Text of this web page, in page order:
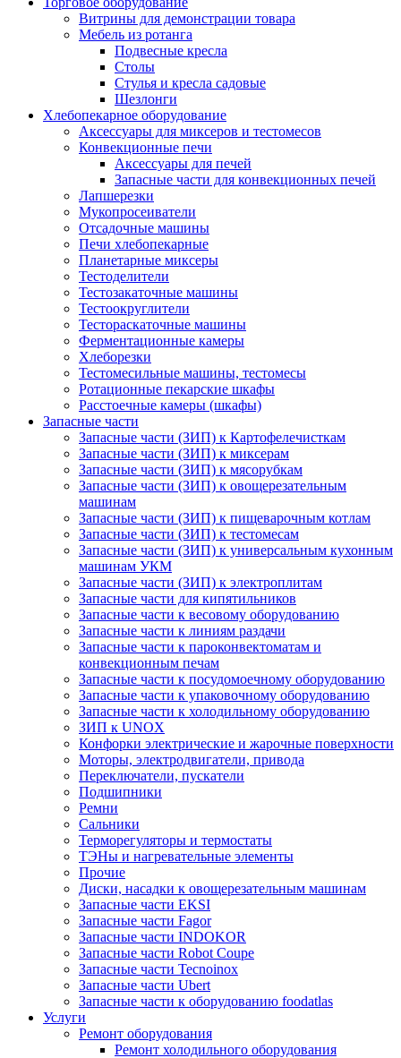
Витрины для демонстрации товара
Мебель из ротанга
Подвесные кресла
Столы
Стулья и кресла садовые
Шезлонги
Хлебопекарное оборудование
Аксессуары для миксеров и тестомесов
Конвекционные печи
Аксессуары для печей
Запасные части для конвекционных печей
Лапшерезки
Мукопросеиватели
Отсадочные машины
Печи хлебопекарные
Планетарные миксеры
Тестоделители
Тестозакаточные машины
Тестоокруглители
Тестораскаточные машины
Ферментационные камеры
Хлеборезки
Тестомесильные машины, тестомесы
Ротационные пекарские шкафы
Расстоечные камеры (шкафы)
Запасные части
Запасные части (ЗИП) к Картофелечисткам
Запасные части (ЗИП) к миксерам
Запасные части (ЗИП) к мясорубкам
Запасные части (ЗИП) к овощерезательным
машинам
Запасные части (ЗИП) к пищеварочным котлам
Запасные части (ЗИП) к тестомесам
Запасные части (ЗИП) к универсальным кухонным
машинам УКМ
Запасные части (ЗИП) к электроплитам
Запасные части для кипятильников
Запасные части к весовому оборудованию
Запасные части к линиям раздачи
Запасные части к пароконвектоматам и
конвекционным печам
Запасные части к посудомоечному оборудованию
Запасные части к упаковочному оборудованию
Запасные части к холодильному оборудованию
ЗИП к UNOX
Конфорки электрические и жарочные поверхности
Моторы, электродвигатели, привода
Переключатели, пускатели
Подшипники
Ремни
Сальники
Терморегуляторы и термостаты
ТЭНы и нагревательные элементы
Прочие
Диски, насадки к овощерезательным машинам
Запасные части EKSI
Запасные части Fagor
Запасные части INDOKOR
Запасные части Robot Coupe
Запасные части Tecnoinox
Запасные части Ubert
Запасные части к оборудованию foodatlas
Услуги
Ремонт оборудования
Ремонт холодильного оборудования